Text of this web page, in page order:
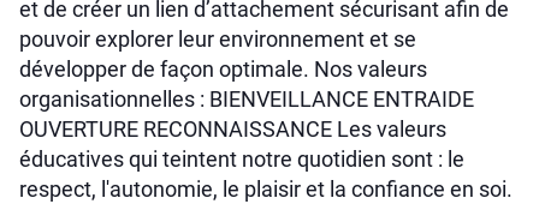
et de créer un lien d’attachement sécurisant afin de
pouvoir explorer leur environnement et se
développer de façon optimale. Nos valeurs
organisationnelles : BIENVEILLANCE ENTRAIDE
OUVERTURE RECONNAISSANCE Les valeurs
éducatives qui teintent notre quotidien sont : le
respect, l'autonomie, le plaisir et la confiance en soi.